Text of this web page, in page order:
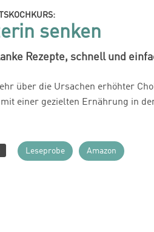
senken
Rezepte, schnell und
über die Ursachen erhöhter
einer gezielten Ernährung in
Leseprobe Amazon